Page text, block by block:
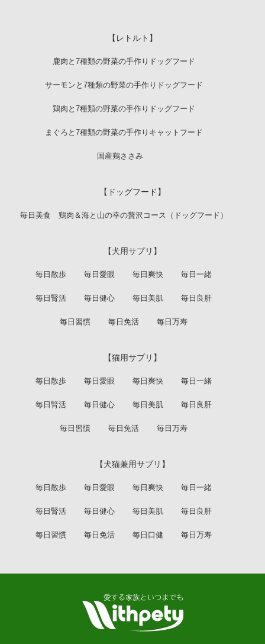
【レトルト】
鹿肉と7種類の野菜の手作りドッグフード
サーモンと7種類の野菜の手作りドッグフード
鶏肉と7種類の野菜の手作りドッグフード
まぐろと7種類の野菜の手作りキャットフード
国産鶏ささみ
【ドッグフード】
毎日美食 鶏肉＆海と山の幸の贅沢コース（ドッグフード）
【犬用サプリ】
毎日散歩 毎日愛眼 毎日爽快 毎日一緒
毎日腎活 毎日健心 毎日美肌 毎日良肝
毎日習慣 毎日免活 毎日万寿
【猫用サプリ】
毎日散歩 毎日愛眼 毎日爽快 毎日一緒
毎日腎活 毎日健心 毎日美肌 毎日良肝
毎日習慣 毎日免活 毎日万寿
【犬猫兼用サプリ】
毎日散歩 毎日愛眼 毎日爽快 毎日一緒
毎日腎活 毎日健心 毎日美肌 毎日良肝
毎日習慣 毎日免活 毎日口健 毎日万寿